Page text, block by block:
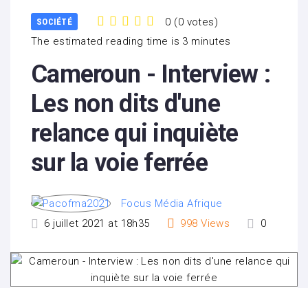
SOCIÉTÉ 0 (0 votes)
The estimated reading time is 3 minutes
Cameroun - Interview :
Les non dits d'une
relance qui inquiète
sur la voie ferrée
Focus Média Afrique
6 juillet 2021 at 18h35
998 Views 0